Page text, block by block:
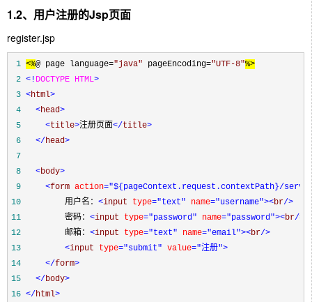
1.2、用户注册的Jsp页面
register.jsp
1 <%@ page language="java" pageEncoding="UTF-8"%>
2 <! DOCTYPE HTML>
3 <html>
4
<head>
5
<title>注册页面</title>
6
</head>
7
8
<body>
9
<form action="${pageContext.request.contextPath}/
10
         用户名：
<input type="text" name="username"><br/>
11
         密码：
<input type="password" name="password"><br/>
12
         邮箱：
<input type="text" name="email"><br/>
13
<input type="submit" value="注册">
14
</form>
15
</body>
16 </html>